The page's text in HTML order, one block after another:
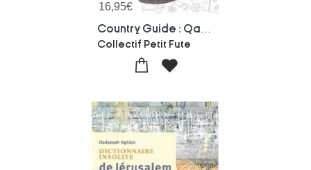
16,95€
Collectif Petit Fute